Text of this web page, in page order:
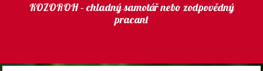
KOZOROH – chladný samotář nebo zodpovědný
pracant